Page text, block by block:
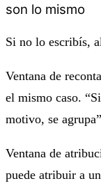
son lo mismo
Si no lo escribís,
Ventana de
el mismo caso.
motivo, se
Ventana de
puede atribuir a